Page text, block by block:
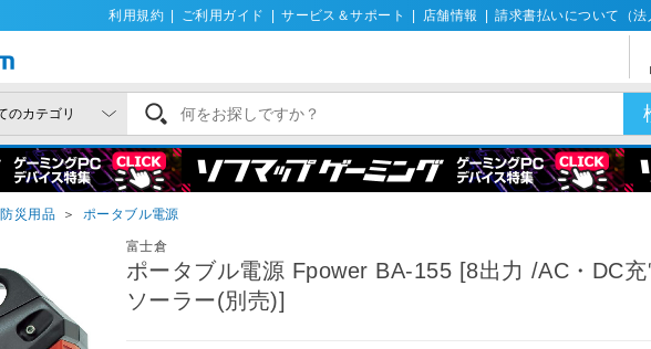
利用規約 ご利用ガイド サービス＆サポート 店舗情報 請求書払いについて（法
防災用品 ＞ ポータブル電源
富士倉
ポータブル電源 Fpower BA-155 [8出力 /AC・DC
ソーラー(別売)]